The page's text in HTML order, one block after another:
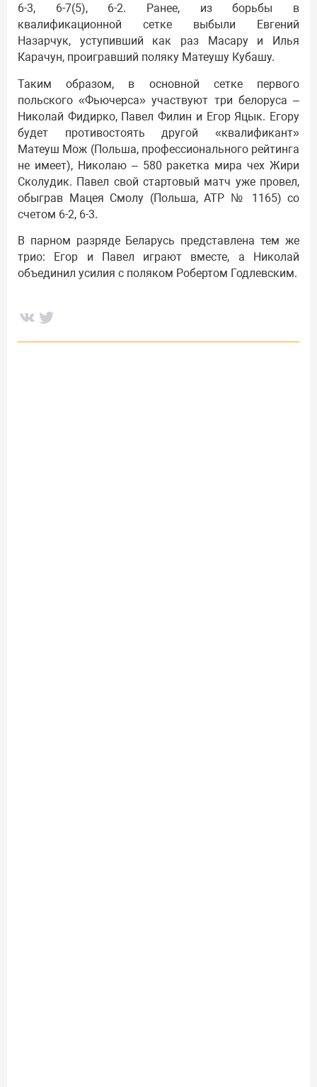
6-3, 6-7(5), 6-2. Ранее, из борьбы в
квалификационной сетке выбыли Евгений
Назарчук, уступивший как раз Масару и Илья
Карачун, проигравший поляку Матеушу Кубашу.
Таким образом, в основной сетке первого
польского «Фьючерса» участвуют три белоруса –
Николай Фидирко, Павел Филин и Егор Яцык. Егору
будет противостоять другой «квалификант»
Матеуш Мож (Польша, профессионального рейтинга
не имеет), Николаю – 580 ракетка мира чех Жири
Сколудик. Павел свой стартовый матч уже провел,
обыграв Мацея Смолу (Польша, АТР № 1165) со
счетом 6-2, 6-3.
В парном разряде Беларусь представлена тем же
трио: Егор и Павел играют вместе, а Николай
объединил усилия с поляком Робертом Годлевским.